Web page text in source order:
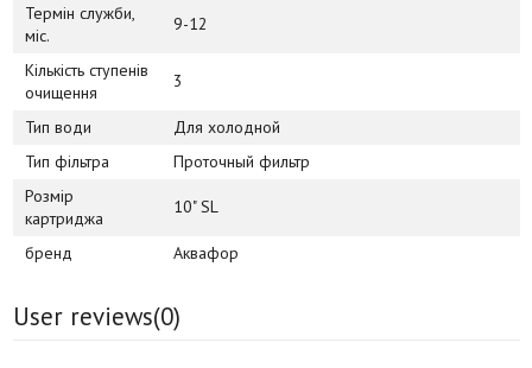
Термін служби,
міс.
9-12
Кількість ступенів
очищення
3
Тип води
Для холодной
Тип фільтра
Проточный фильтр
Розмір
картриджа
10" SL
бренд Аквафор
User reviews(0)